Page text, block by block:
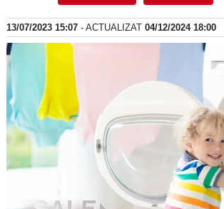
13/07/2023 15:07 - ACTUALIZAT 04/12/2024 18:00